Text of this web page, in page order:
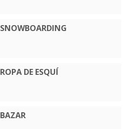
SNOWBOARDING
ROPA DE ESQUÍ
BAZAR